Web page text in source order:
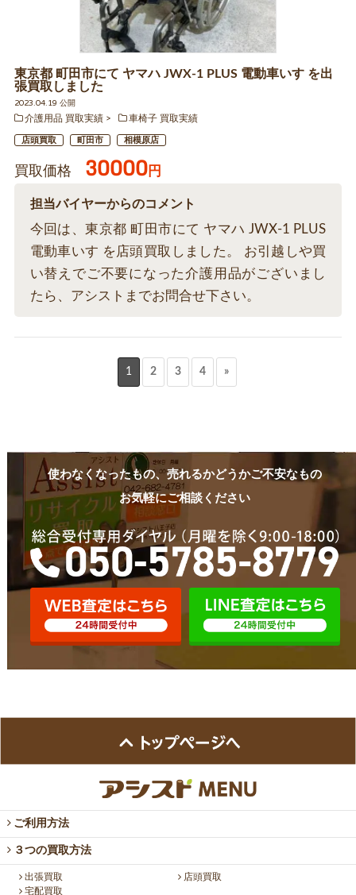
東京都 町田市にて ヤマハ JWX-1 PLUS 電動車いす を出
張買取しました
2023.04.19 公開
介護用品 買取実績
車椅子 買取実績
店頭買取 町田市 相模原店
買取価格 30000円
担当バイヤーからのコメント
今回は、東京都 町田市にて ヤマハ JWX-1 PLUS
電動車いす を店頭買取しました。 お引越しや買
い替えでご不要になった介護用品がございまし
たら、アシストまでお問合せ下さい。
1 2 3 4 »
使わなくなったもの、売れるかどうかご不安なもの
お気軽にご相談ください
ご利用方法
３つの買取方法
出張買取
店頭買取
宅配買取